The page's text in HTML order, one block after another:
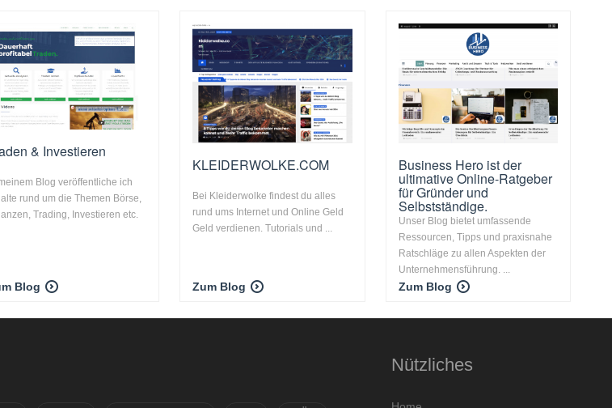
& Investieren
Blog veröffentliche ich
rund um die Themen Börse,
Trading, Investieren etc.
Blog
KLEIDERWOLKE.COM
Bei Kleiderwolke findest du alles
rund ums Internet und Online Geld
Geld verdienen. Tutorials und ...
Zum Blog
Business Hero ist der
ultimative Online-Ratgeber
für Gründer und
Selbstständige.
Unser Blog bietet umfassende
Ressourcen, Tipps und praxisnahe
Ratschläge zu allen Aspekten der
Unternehmensführung. ...
Zum Blog
Nützliches